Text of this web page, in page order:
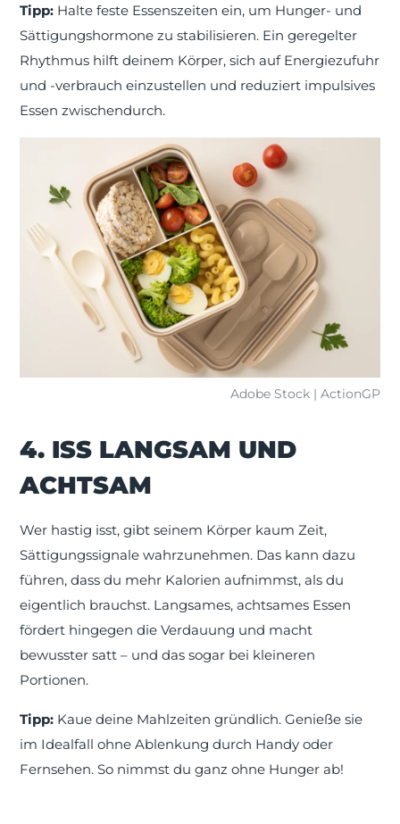
Tipp: Halte feste Essenszeiten ein, um Hunger- und
Sättigungshormone zu stabilisieren. Ein geregelter
Rhythmus hilft deinem Körper, sich auf Energiezufuhr
und -verbrauch einzustellen und reduziert impulsives
Essen zwischendurch.
Adobe Stock | ActionGP
4. ISS LANGSAM UND
ACHTSAM
Wer hastig isst, gibt seinem Körper kaum Zeit,
Sättigungssignale wahrzunehmen. Das kann dazu
führen, dass du mehr Kalorien aufnimmst, als du
eigentlich brauchst. Langsames, achtsames Essen
fördert hingegen die Verdauung und macht
bewusster satt – und das sogar bei kleineren
Portionen.
Tipp: Kaue deine Mahlzeiten gründlich. Genieße sie
im Idealfall ohne Ablenkung durch Handy oder
Fernsehen. So nimmst du ganz ohne Hunger ab!